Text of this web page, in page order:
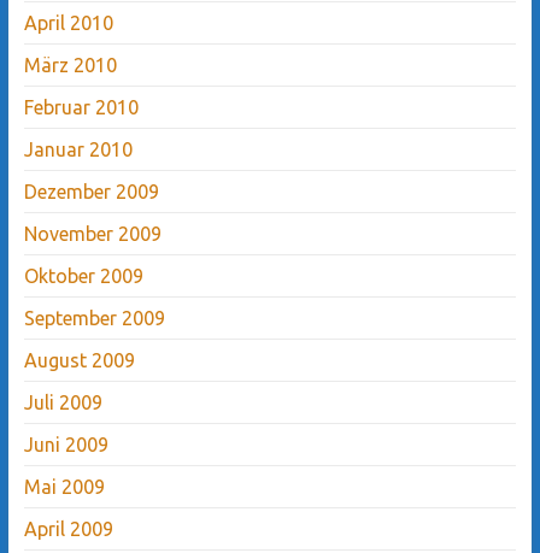
April 2010
März 2010
Februar 2010
Januar 2010
Dezember 2009
November 2009
Oktober 2009
September 2009
August 2009
Juli 2009
Juni 2009
Mai 2009
April 2009